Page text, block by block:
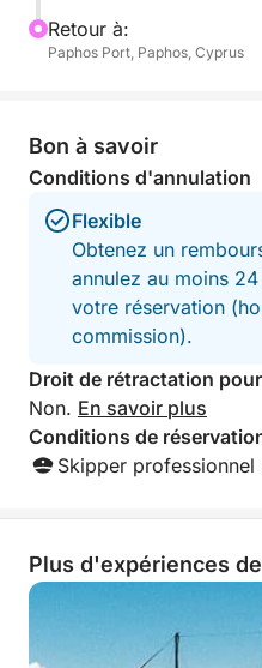
À bord, vous pourrez
Avec une seule escale
itinéraire tranquille le
pittoresque de Chypre,
est idéale pour ceux qui
sans s'engager sur une
façon pittoresque,
magie côtière de Paphos.
Retour à:
Paphos Port, Paphos, Cyprus
Bon à savoir
Conditions d'annulation
Flexible
Obtenez un
annulez au moins
votre réservation
commission).
Droit de rétractation
Non. En savoir plus
Conditions de
Skipper professionnel
Plus d'expériences